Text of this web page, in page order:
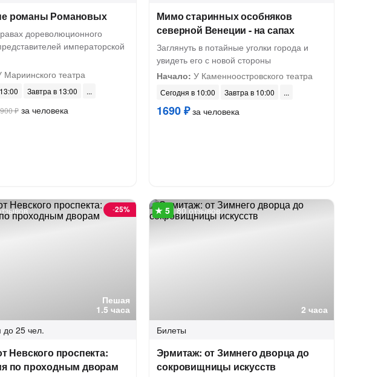
романы Романовых
дореволюционного
императорской
Мариинского театра
Завтра в 13:00
₽за человека
Мимо старинных особняков
северной Венеции - на сапах
Заглянуть в потайные уголки города и
увидеть его с новой стороны
Начало: У Каменноостровского театра
Сегодня в 10:00 Завтра в 10:00
1690 ₽за человека
Пешая
1.5 часа
-25%
до 25 чел.
Невского проспекта:
по проходным дворам
2 часа
80 отзывов
Билеты
Эрмитаж: от Зимнего дворца до
сокровищницы искусств